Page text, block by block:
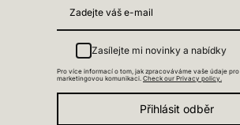
Zasílejte mi novinky a nabídky
Pro více informací o tom, jak zpracováváme vaše údaje pro
marketingovou komunikaci. Check our Privacy policy.
Přihlásit odběr